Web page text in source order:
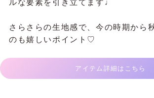
ルな要素を引き立てます♩
さらさらの生地感で、今の時期から
のも嬉しいポイント♡
アイテム詳細はこちら